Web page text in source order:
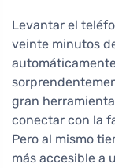
Levantar el
veinte minutos
gran
conectar con la
Pero al mismo
más accesible a